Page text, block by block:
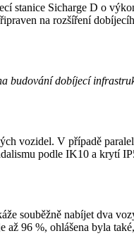
stanice Sicharge D o
na rozšíření
budování dobíjecí
vozidel. V případě
podle IK10 a krytí
souběžně nabíjet dva
až 96 %, ohlášena byla